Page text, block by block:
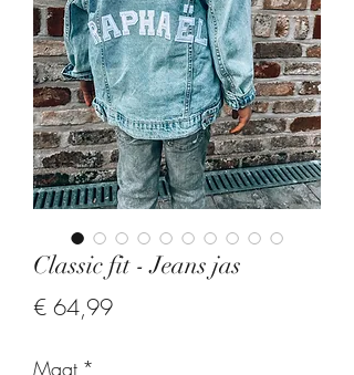
Classic fit - Jeans jas
€ 64,99Price
Maat *